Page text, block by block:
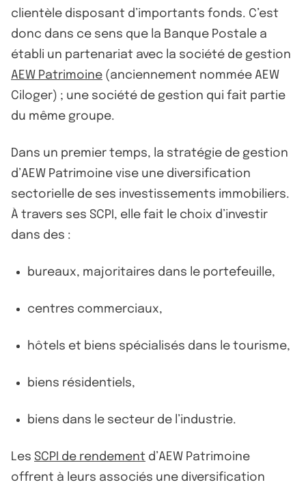
clientèle disposant d’importants fonds. C’est
donc dans ce sens que la Banque Postale a
établi un partenariat avec la société de gestion
AEW Patrimoine (anciennement nommée AEW
Ciloger) ; une société de gestion qui fait partie
du même groupe.
Dans un premier temps, la stratégie de gestion
d’AEW Patrimoine vise une diversification
sectorielle de ses investissements immobiliers.
À travers ses SCPI, elle fait le choix d’investir
dans des :
bureaux, majoritaires dans le portefeuille,
centres commerciaux,
hôtels et biens spécialisés dans le tourisme,
biens résidentiels,
biens dans le secteur de l’industrie.
Les SCPI de rendement d’AEW Patrimoine
offrent à leurs associés une diversification